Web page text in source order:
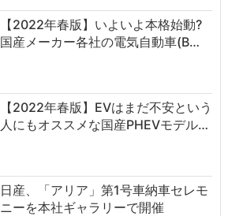
【2022年春版】いよいよ本格始動?
国産メーカー各社の電気自動車(B…
【2022年春版】EVはまだ不安という
人にもオススメな国産PHEVモデル…
日産、「アリア」第1号車納車セレモ
ニーを本社ギャラリーで開催